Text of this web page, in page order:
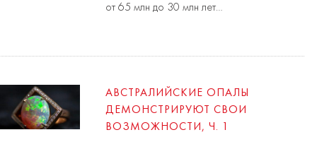
от 65 млн до 30 млн лет…
АВСТРАЛИЙСКИЕ ОПАЛЫ
ДЕМОНСТРИРУЮТ СВОИ
ВОЗМОЖНОСТИ, Ч. 1